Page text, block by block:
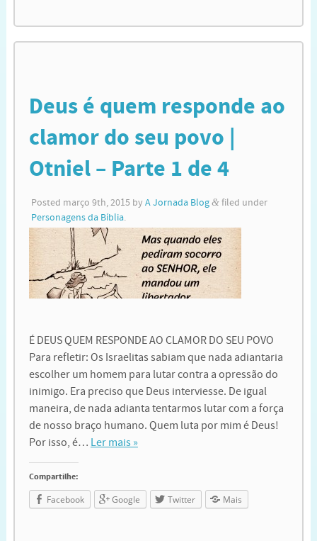
Deus é quem responde ao
clamor do seu povo |
Otniel – Parte 1 de 4
Posted março 9th, 2015 by A Jornada Blog &filed under
Personagens da Bíblia.
É DEUS QUEM RESPONDE AO CLAMOR DO SEU POVO
Para refletir: Os Israelitas sabiam que nada adiantaria
escolher um homem para lutar contra a opressão do
inimigo. Era preciso que Deus interviesse. De igual
maneira, de nada adianta tentarmos lutar com a força
de nosso braço humano. Quem luta por mim é Deus!
Por isso, é… Ler mais »
Compartilhe:
Facebook Google Twitter Mais